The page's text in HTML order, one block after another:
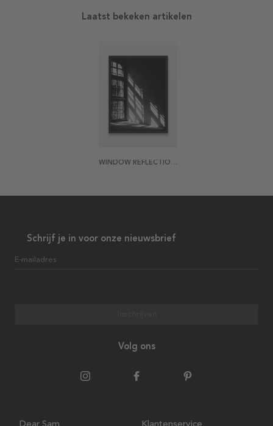
Laatst bekeken artikelen
WINDOW REFLECTION POSTER
Schrijf je in voor onze nieuwsbrief
E-mailadres
Volg ons
Dear Sam Klantenservice